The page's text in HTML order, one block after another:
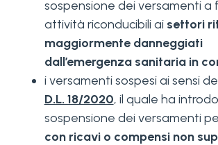
sospensione dei versamenti a
attività riconducibili ai settori
maggiormente danneggiati
dall’emergenza sanitaria in
i versamenti sospesi ai sensi
D.L. 18/2020, il quale ha
sospensione dei versamenti
con ricavi o compensi non